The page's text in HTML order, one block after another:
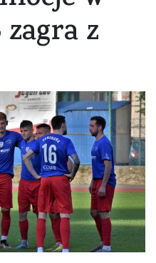
z